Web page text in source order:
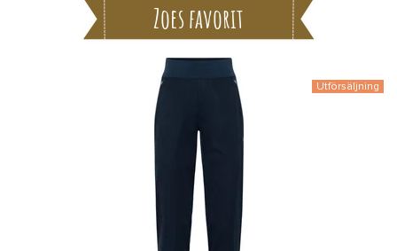
Zoes favorit
Utförsäljning